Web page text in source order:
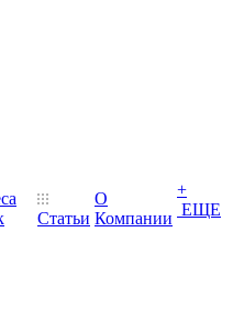
Статьи
О
Компании
+
ЕЩЕ